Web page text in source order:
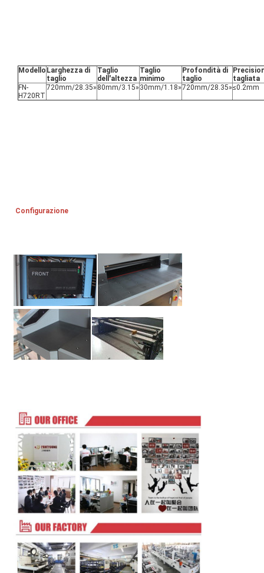
Modello Larghezza di
taglio
Taglio
dell'altezza
Taglio
minimo
Profondità di
taglio
tagliata
FN-
H720RT
720mm/28.35» 80mm/3.15» 30mm/1.18»720mm/28.35»≤0.2mm
Configurazione